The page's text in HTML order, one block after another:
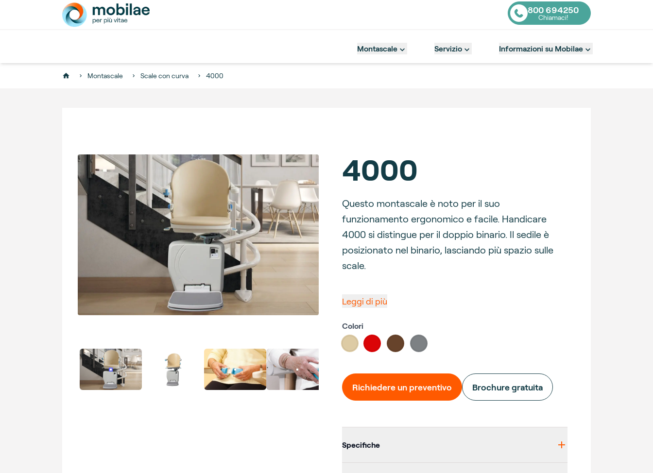
Contact number
800 694250
Chiamaci!
Montascale Servizio Informazioni su Mobilae
Home Montascale Scale con curva 4000
4000
Description
Questo montascale è noto per il suo
funzionamento ergonomico e facile. Handicare
4000 si distingue per il doppio binario. Il sedile è
posizionato nel binario, lasciando più spazio sulle
scale.
Leggi di più
Colori
Choose a color
#ddcba4#db0507#67432b#7d8184
Richiedere un preventivo Brochure gratuita
Specifiche